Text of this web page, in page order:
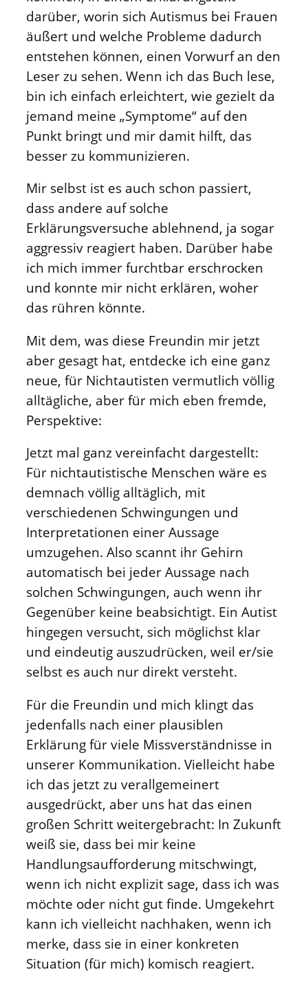
darüber, worin sich Autismus bei Frauen
äußert und welche Probleme dadurch
entstehen können, einen Vorwurf an den
Leser zu sehen. Wenn ich das Buch lese,
bin ich einfach erleichtert, wie gezielt da
jemand meine „Symptome“ auf den
Punkt bringt und mir damit hilft, das
besser zu kommunizieren.
Mir selbst ist es auch schon passiert,
dass andere auf solche
Erklärungsversuche ablehnend, ja sogar
aggressiv reagiert haben. Darüber habe
ich mich immer furchtbar erschrocken
und konnte mir nicht erklären, woher
das rühren könnte.
Mit dem, was diese Freundin mir jetzt
aber gesagt hat, entdecke ich eine ganz
neue, für Nichtautisten vermutlich völlig
alltägliche, aber für mich eben fremde,
Perspektive:
Jetzt mal ganz vereinfacht dargestellt:
Für nichtautistische Menschen wäre es
demnach völlig alltäglich, mit
verschiedenen Schwingungen und
Interpretationen einer Aussage
umzugehen. Also scannt ihr Gehirn
automatisch bei jeder Aussage nach
solchen Schwingungen, auch wenn ihr
Gegenüber keine beabsichtigt. Ein Autist
hingegen versucht, sich möglichst klar
und eindeutig auszudrücken, weil er/sie
selbst es auch nur direkt versteht.
Für die Freundin und mich klingt das
jedenfalls nach einer plausiblen
Erklärung für viele Missverständnisse in
unserer Kommunikation. Vielleicht habe
ich das jetzt zu verallgemeinert
ausgedrückt, aber uns hat das einen
großen Schritt weitergebracht: In Zukunft
weiß sie, dass bei mir keine
Handlungsaufforderung mitschwingt,
wenn ich nicht explizit sage, dass ich was
möchte oder nicht gut finde. Umgekehrt
kann ich vielleicht nachhaken, wenn ich
merke, dass sie in einer konkreten
Situation (für mich) komisch reagiert.